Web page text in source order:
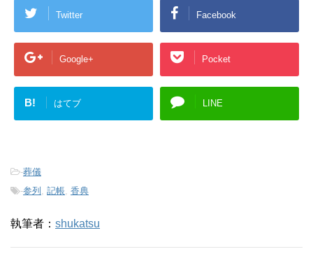
Twitter Facebook
Google+ Pocket
B! はてブ LINE
-葬儀
-参列 記帳 香典
執筆者： shukatsu